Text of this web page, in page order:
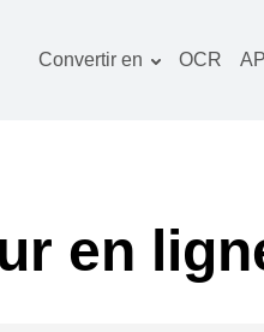
Convertir en
Livres convertisseur
OCR API
en